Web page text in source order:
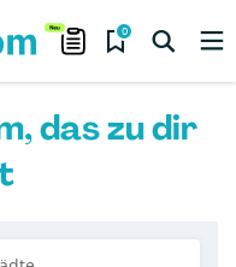
0
das zu dir